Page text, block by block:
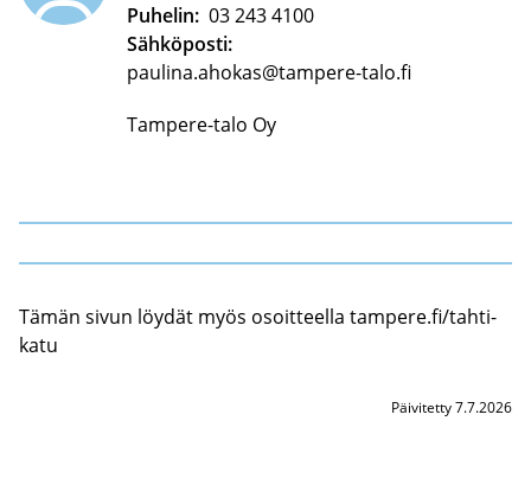
Puhelin: 03 243 4100
Sähköposti:
paulina.ahokas@tampere-talo.fi
Tampere-talo Oy
Tämän sivun löy­dät myös osoit­teel­la tam­pe­re.fi/tah­ti­
ka­tu
Päivitetty 7.7.2026